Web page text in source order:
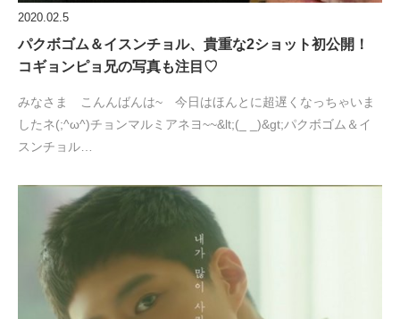
2020.02.5
パクボゴム＆イスンチョル、貴重な2ショット初公開！
コギョンピョ兄の写真も注目♡
みなさま こんんばんは~ 今日はほんとに超遅くなっちゃいま
したネ(;^ω^)チョンマルミアネヨ~~&lt;(_ _)&gt;パクボゴム＆イ
スンチョル…